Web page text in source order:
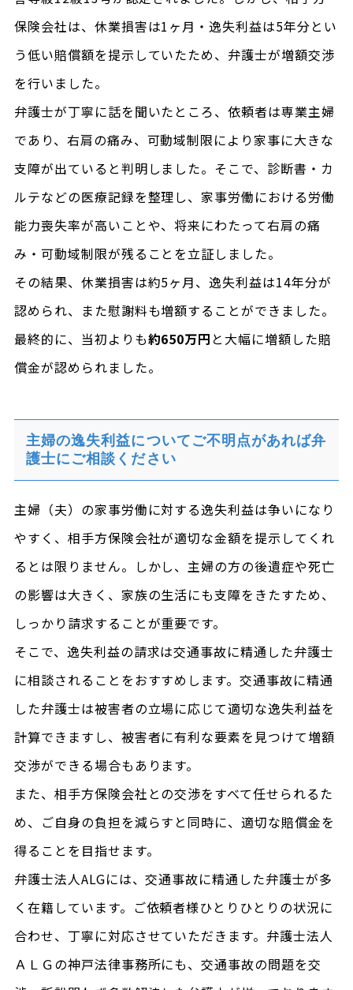
保険会社は、休業損害は1ヶ月・逸失利益は5年分とい
う低い賠償額を提示していたため、弁護士が増額交渉
を行いました。
弁護士が丁寧に話を聞いたところ、依頼者は専業主婦
であり、右肩の痛み、可動域制限により家事に大きな
支障が出ていると判明しました。そこで、診断書・カ
ルテなどの医療記録を整理し、家事労働における労働
能力喪失率が高いことや、将来にわたって右肩の痛
み・可動域制限が残ることを立証しました。
その結果、休業損害は約5ヶ月、逸失利益は14年分が
認められ、また慰謝料も増額することができました。
最終的に、当初よりも約650万円 と大幅に増額した賠
償金が認められました。
主婦の逸失利益についてご不明点があれば弁
護士にご相談ください
主婦（夫）の家事労働に対する逸失利益は争いになり
やすく、相手方保険会社が適切な金額を提示してくれ
るとは限りません。しかし、主婦の方の後遺症や死亡
の影響は大きく、家族の生活にも支障をきたすため、
しっかり請求することが重要です。
そこで、逸失利益の請求は交通事故に精通した弁護士
に相談されることをおすすめします。交通事故に精通
した弁護士は被害者の立場に応じて適切な逸失利益を
計算できますし、被害者に有利な要素を見つけて増額
交渉ができる場合もあります。
また、相手方保険会社との交渉をすべて任せられるた
め、ご自身の負担を減らすと同時に、適切な賠償金を
得ることを目指せます。
弁護士法人ALGには、交通事故に精通した弁護士が多
く在籍しています。ご依頼者様ひとりひとりの状況に
合わせ、丁寧に対応させていただきます。弁護士法人
ＡＬＧの神戸法律事務所にも、交通事故の問題を交